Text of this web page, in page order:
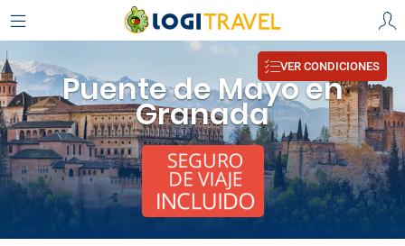
Puente de Mayo en
Granada
VER CONDICIONES